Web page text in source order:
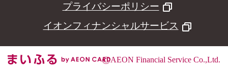
プライバシーポリシー
イオンフィナンシャルサービス
©AEON Financial Service Co.,Ltd.